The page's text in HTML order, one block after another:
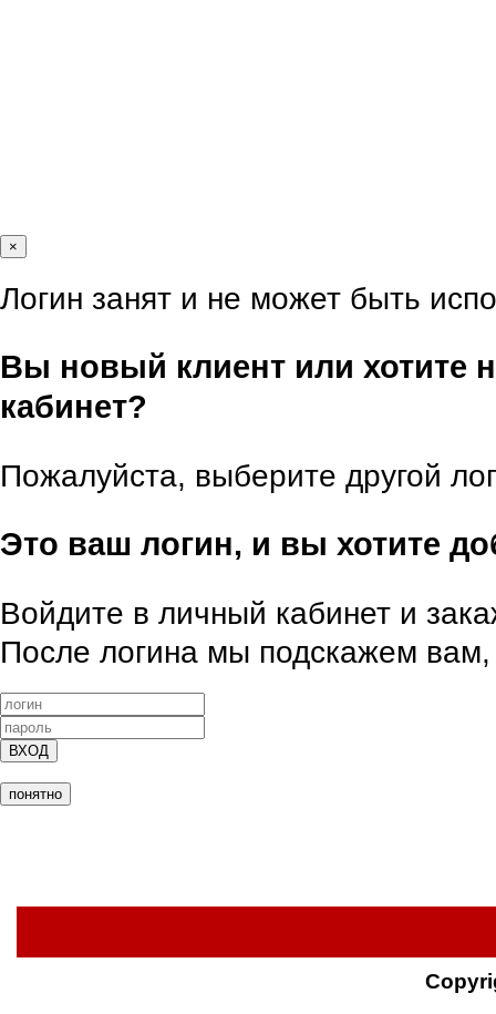
×
Логин занят и не может быть
Вы новый клиент или хотите
кабинет?
Пожалуйста, выберите другой
Это ваш логин, и вы хотите
Войдите в личный кабинет и
После логина мы подскажем вам,
ВХОД
понятно